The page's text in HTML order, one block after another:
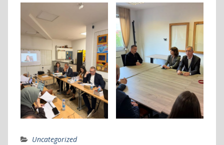
Uncategorized